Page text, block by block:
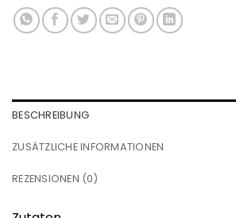
BESCHREIBUNG
ZUSÄTZLICHE INFORMATIONEN
REZENSIONEN (0)